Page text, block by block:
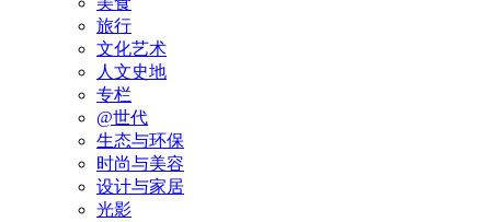
旅行
文化艺术
人文史地
专栏
@世代
生态与环保
时尚与美容
设计与家居
光影